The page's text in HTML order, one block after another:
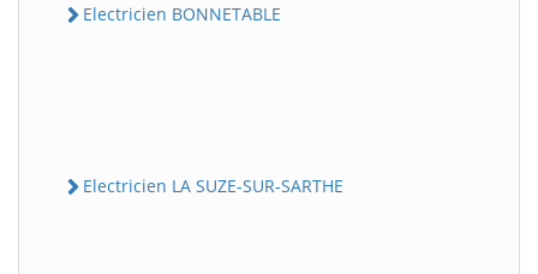
Electricien BONNETABLE
Electricien LA SUZE-SUR-SARTHE